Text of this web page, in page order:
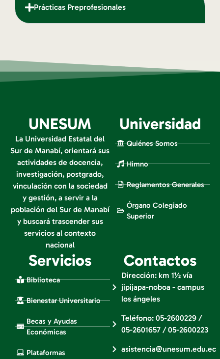
Prácticas Preprofesionales
UNESUM
La Universidad Estatal del
Sur de Manabí, orientará sus
actividades de docencia,
investigación, postgrado,
vinculación con la sociedad
y gestión, a servir a la
población del Sur de Manabí
y buscará trascender sus
servicios al contexto
nacional
Universidad
Quiénes Somos
Himno
Reglamentos Generales
Órgano Colegiado
Superior
Servicios
Biblioteca
Bienestar Universitario
Becas y Ayudas
Económicas
Plataformas
Contactos
Dirección: km 1½ vía
jipijapa-noboa - campus
los ángeles
Teléfono: 05-2600229 /
05-2601657 / 05-2600223
asistencia@unesum.edu.ec